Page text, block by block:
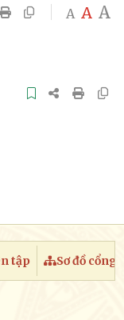
A A A
tập Sơ đồ cổng